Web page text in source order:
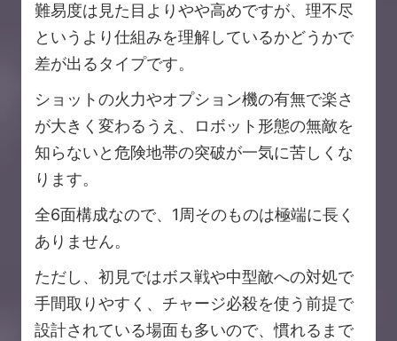
難易度は見た目よりやや高めですが、理不尽
というより仕組みを理解しているかどうかで
差が出るタイプです。
ショットの火力やオプション機の有無で楽さ
が大きく変わるうえ、ロボット形態の無敵を
知らないと危険地帯の突破が一気に苦しくな
ります。
全6面構成なので、1周そのものは極端に長く
ありません。
ただし、初見ではボス戦や中型敵への対処で
手間取りやすく、チャージ必殺を使う前提で
設計されている場面も多いので、慣れるまで